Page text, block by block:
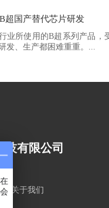
超国产替代芯片研发
业所使用的B超系列产品
发、生产都困难重重。...
技有限公司
关于我们